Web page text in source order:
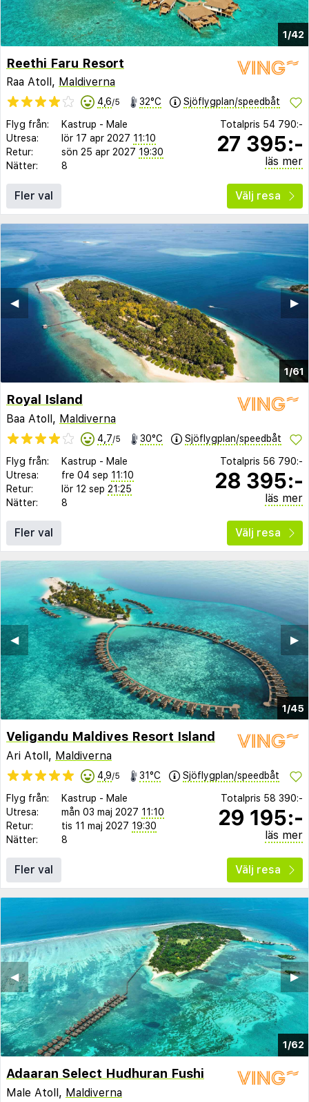
1/42
Reethi Faru Resort
Raa Atoll, Maldiverna
4,6/5 32°C Sjöflygplan/speedbåt
Flyg från: Kastrup - Male
Utresa:
lör 17 apr 2027 11:10
Retur:
sön 25 apr 2027 19:30
Nätter:
8
Totalpris 54 790:-
27 395:-
läs mer
Fler val Välj resa
1/61
▶︎
◀︎
Royal Island
Baa Atoll, Maldiverna
4,7/5 30°C Sjöflygplan/speedbåt
Flyg från: Kastrup - Male
Utresa:
fre 04 sep 11:10
Retur:
lör 12 sep 21:25
Nätter:
8
Totalpris 56 790:-
28 395:-
läs mer
Fler val Välj resa
1/45
▶︎
◀︎
Veligandu Maldives Resort Island
Ari Atoll, Maldiverna
4,9/5 31°C Sjöflygplan/speedbåt
Flyg från: Kastrup - Male
Utresa:
mån 03 maj 2027 11:10
Retur:
tis 11 maj 2027 19:30
Nätter:
8
Totalpris 58 390:-
29 195:-
läs mer
Fler val Välj resa
1/62
▶︎
◀︎
Adaaran Select Hudhuran Fushi
Male Atoll, Maldiverna